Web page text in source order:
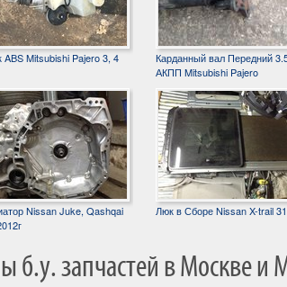
ABS Mitsubishi Pajero 3, 4
Карданный вал Передний
АКПП Mitsubishi Pajero
Nissan Juke, Qashqai
Люк в Сборе Nissan X-trail 31
запчастей в Москве и